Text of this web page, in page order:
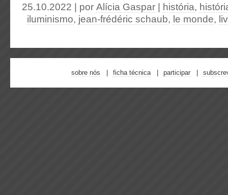
25.10.2022 | por Alícia Gaspar história,
iluminismo, jean-frédéric schaub, le monde,
sobre nós ficha técnica participar